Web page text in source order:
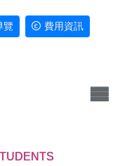
覽 費用資訊